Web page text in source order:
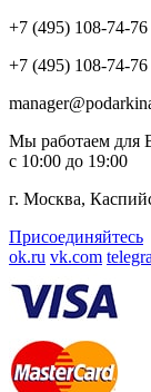
+7 (495) 108-74-76
+7 (495) 108-74-76
Мы работаем для
с 10:00 до 19:00
г. Москва,
Присоединяйтесь
ok.ru vk.com